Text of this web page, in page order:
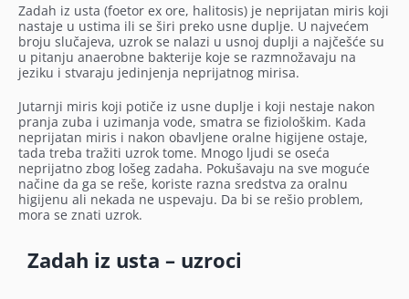
Zadah iz usta (foetor ex ore, halitosis) je neprijatan miris koji
nastaje u ustima ili se širi preko usne duplje. U najvećem
broju slučajeva, uzrok se nalazi u usnoj duplji a najčešće su
u pitanju anaerobne bakterije koje se razmnožavaju na
jeziku i stvaraju jedinjenja neprijatnog mirisa.
Jutarnji miris koji potiče iz usne duplje i koji nestaje nakon
pranja zuba i uzimanja vode, smatra se fiziološkim. Kada
neprijatan miris i nakon obavljene oralne higijene ostaje,
tada treba tražiti uzrok tome. Mnogo ljudi se oseća
neprijatno zbog lošeg zadaha. Pokušavaju na sve moguće
načine da ga se reše, koriste razna sredstva za oralnu
higijenu ali nekada ne uspevaju. Da bi se rešio problem,
mora se znati uzrok.
Zadah iz usta – uzroci